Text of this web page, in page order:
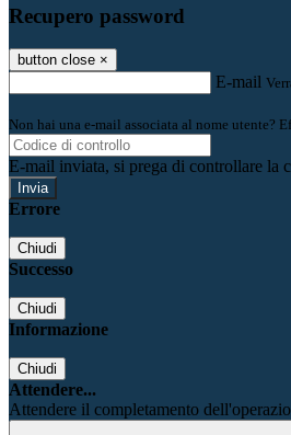
Recupero password
button close ×
E-mail
Non hai una e-mail associata al nome utente?
E-mail inviata, si prega di controllare la
Errore
Chiudi
Successo
Chiudi
Informazione
Chiudi
Attendere...
Attendere il completamento